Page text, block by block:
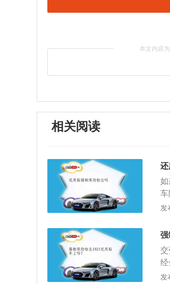
本文内容
相关阅读
还
如
车
工
志
险
发
强
交
经
发